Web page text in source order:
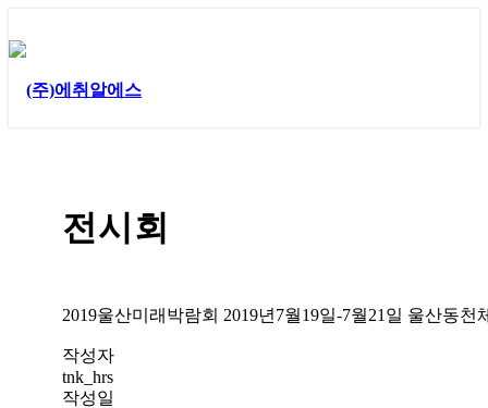
전시회
2019울산미래박람회 2019년7월19일-7월21일 울산동천
작성자
tnk_hrs
작성일